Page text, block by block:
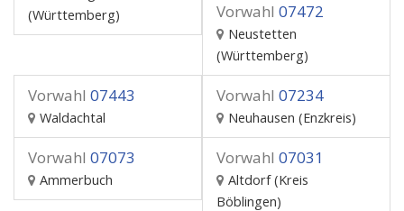
(Württemberg)
Vorwahl 07472
Neustetten
(Württemberg)
Vorwahl 07443
Waldachtal
Vorwahl 07234
Neuhausen (Enzkreis)
Vorwahl 07073
Ammerbuch
Vorwahl 07031
Altdorf (Kreis
Böblingen)